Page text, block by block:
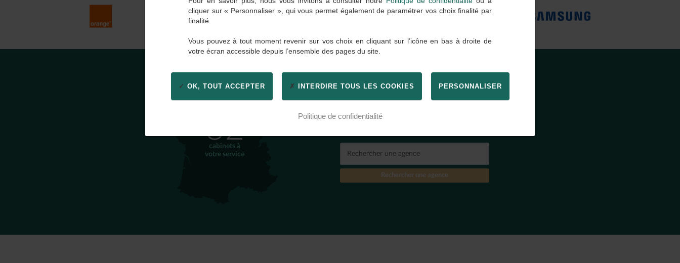
TROUVER
UNE AGENCE
32
cabinets à
votre service
cliquer sur « Personnaliser », qui vous permet également de paramétrer vos choix finalité par
finalité.
Vous pouvez à tout moment revenir sur vos choix en cliquant sur l’icône en bas à droite de
votre écran accessible depuis l’ensemble des pages du site.
OK, TOUT ACCEPTER INTERDIRE TOUS LES COOKIES PERSONNALISER
Politique de confidentialité